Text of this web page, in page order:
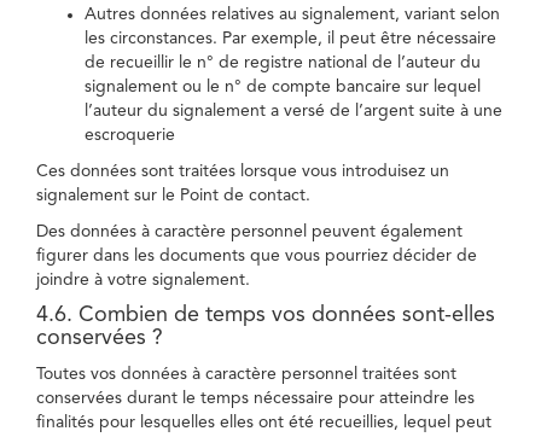
Autres données relatives au signalement, variant selon
les circonstances. Par exemple, il peut être nécessaire
de recueillir le n° de registre national de l’auteur du
signalement ou le n° de compte bancaire sur lequel
l’auteur du signalement a versé de l’argent suite à une
escroquerie
Ces données sont traitées lorsque vous introduisez un
signalement sur le Point de contact.
Des données à caractère personnel peuvent également
figurer dans les documents que vous pourriez décider de
joindre à votre signalement.
4.6. Combien de temps vos données sont-elles
conservées ?
Toutes vos données à caractère personnel traitées sont
conservées durant le temps nécessaire pour atteindre les
finalités pour lesquelles elles ont été recueillies, lequel peut